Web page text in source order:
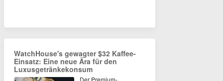
WatchHouse's gewagter $32 Kaffee-
Einsatz: Eine neue Ära für den
Luxusgetränkekonsum
Der Premium-